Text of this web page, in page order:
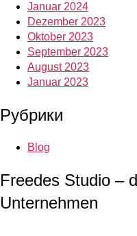
Januar 2024
Dezember 2023
Oktober 2023
September 2023
August 2023
Januar 2023
Рубрики
Blog
Freedes Studio –
Unternehmen